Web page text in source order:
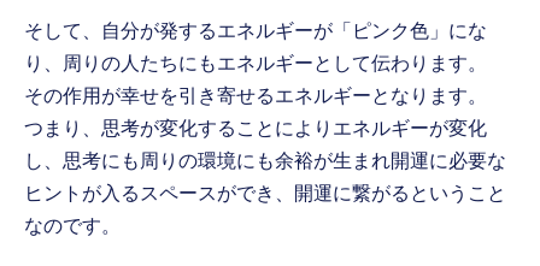
そして、自分が発するエネルギーが「ピンク色」にな
り、周りの人たちにもエネルギーとして伝わります。
その作用が幸せを引き寄せるエネルギーとなります。
つまり、思考が変化することによりエネルギーが変化
し、思考にも周りの環境にも余裕が生まれ開運に必要な
ヒントが入るスペースができ、開運に繋がるということ
なのです。